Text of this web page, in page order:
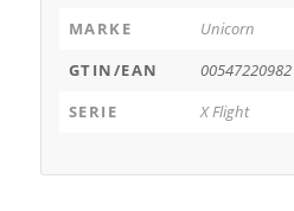
MARKE
Unicorn
GTIN/EAN
SERIE
X Flight